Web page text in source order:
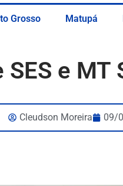
Grosso Matupá
e MT
Cleudson Moreira 09/